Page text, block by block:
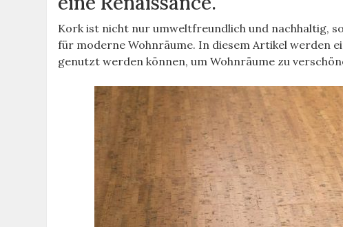
Kork ist nicht nur umweltfreundlich und nachhaltig,
für moderne Wohnräume. In diesem Artikel werden
genutzt werden können, um Wohnräume zu